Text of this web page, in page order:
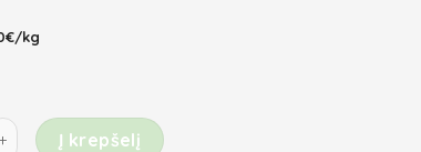
kg
kiekis: Kardamono sėklos nesmulkintos, ekologiškos
Į krepšelį